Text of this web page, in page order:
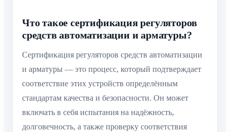
Что такое сертификация регуляторов
средств автоматизации и арматуры?
Сертификация регуляторов средств автоматизации
и арматуры — это процесс, который подтверждает
соответствие этих устройств определённым
стандартам качества и безопасности. Он может
включать в себя испытания на надёжность,
долговечность, а также проверку соответствия